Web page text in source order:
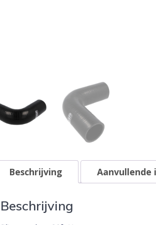
Beschrijving
Beschrijving